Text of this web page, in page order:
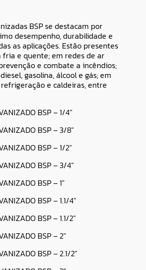
BSP se destacam por
desempenho, durabilidade e
as aplicações. Estão presentes
fria e quente; em redes de ar
e combate a incêndios;
gasolina, álcool e gás; em
e caldeiras, entre
BSP – 1/4″
BSP – 3/8″
BSP – 1/2″
BSP – 3/4″
BSP – 1″
BSP – 1.1/4″
BSP – 1.1/2″
BSP – 2″
BSP – 2.1/2″